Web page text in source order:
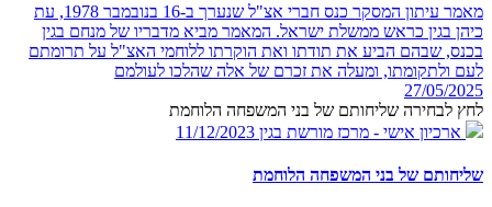
מאמר עיתון המסקר כנס חברי אצ"ל שנערך ב-16 בנובמבר 1978, עת
כיהן בגין כראש ממשלת ישראל. המאמר מביא מדבריו של מנחם בגין
בכנס, שבהם הביע את תודתו ואת הוקרתו ללוחמי האצ"ל על תרומתם
לעם ולתקומתו, ומעלה את זכרם של אלה שהלכו לעולמם
27/05/2025
לחץ לבחירה שליחותם של בני המשפחה הלוחמת
ארכיון אישי - מרכז מורשת בגין 11/12/2023
שליחותם של בני המשפחה הלוחמת